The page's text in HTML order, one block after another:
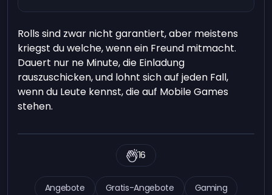
Rolls sind zwar nicht garantiert, aber meistens
kriegst du welche, wenn ein Freund mitmacht.
Dauert nur ne Minute, die Einladung
rauszuschicken, und lohnt sich auf jeden Fall,
wenn du Leute kennst, die auf Mobile Games
stehen.
Angebote Gratis-Angebote Gaming
16